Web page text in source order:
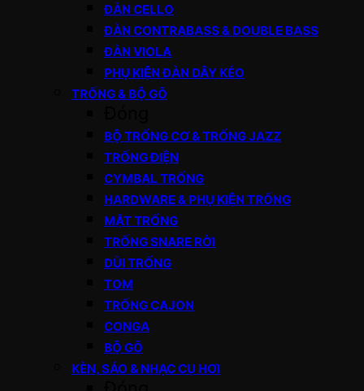
ĐÀN CELLO
ĐÀN CONTRABASS & DOUBLE BASS
ĐÀN VIOLA
PHỤ KIỆN ĐÀN DÂY KÉO
TRỐNG & BỘ GÕ
BỘ TRỐNG CƠ & TRỐNG JAZZ
TRỐNG ĐIỆN
CYMBAL TRỐNG
HARDWARE & PHỤ KIỆN TRỐNG
MẶT TRỐNG
TRỐNG SNARE RỜI
DÙI TRỐNG
TOM
TRỐNG CAJON
CONGA
BỘ GÕ
KÈN, SÁO & NHẠC CỤ HƠI